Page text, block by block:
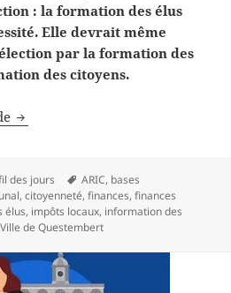
: la formation des élus
Elle devrait même
par la formation des
des citoyens.
La formation des élus
des jours
Mots-
clés
ARIC, bases
,citoyenneté,finances,finances
élus, impôts locaux, information des
Ville de Questembert